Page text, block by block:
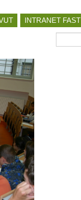
INTRANET FAST